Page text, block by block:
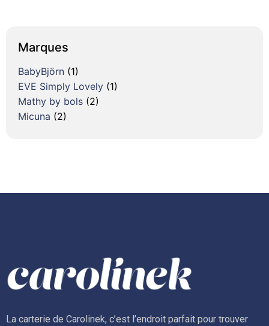
Marques
BabyBjörn (1)
EVE Simply Lovely (1)
Mathy by bols (2)
Micuna (2)
La carterie de Carolinek, c’est l’endroit parfait pour trouver